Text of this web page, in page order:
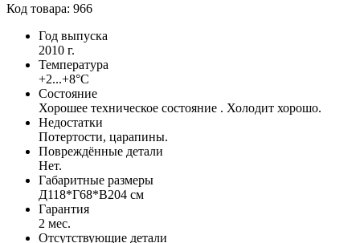
Код товара: 966
Год выпуска
2010 г.
Температура
+2...+8°С
Состояние
Хорошее техническое состояние . Холодит хорошо.
Недостатки
Потертости, царапины.
Повреждённые детали
Нет.
Габаритные размеры
Д118*Г68*В204 см
Гарантия
2 мес.
Отсутствующие детали